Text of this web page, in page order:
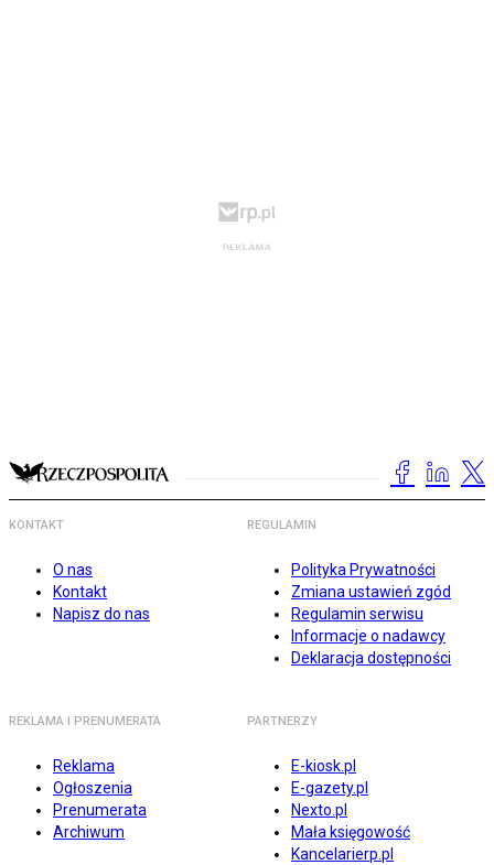
KONTAKT
O nas
Kontakt
Napisz do nas
REGULAMIN
Polityka Prywatności
Zmiana ustawień zgód
Regulamin serwisu
Informacje o nadawcy
Deklaracja dostępności
REKLAMA I PRENUMERATA
Reklama
Ogłoszenia
Prenumerata
Archiwum
PARTNERZY
E-kiosk.pl
E-gazety.pl
Nexto.pl
Mała księgowość
Kancelarierp.pl